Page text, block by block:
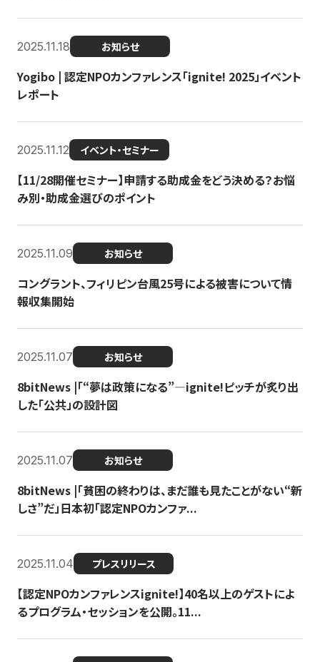
2025.11.18 お知らせ
Yogibo | 認定NPOカンファレンス「ignite! 2025」イベント
レポート
2025.11.12 イベント・セミナー
【11/28開催セミナー】申請する助成金をどう決める？お悩
み別・助成金選びのポイント
2025.11.09 お知らせ
コングラント、フィリピン台風25号による被害について情
報収集開始
2025.11.07 お知らせ
8bitNews |「“夢は政策になる”—ignite!ピッチが炙り出
した「公共」の設計図
2025.11.07 お知らせ
8bitNews |「貧困の終わりは、まだ誰も見たことがない“新
しさ”だ」日本初「認定NPOカンファ...
2025.11.04 プレスリリース
【認定NPOカンファレンスignite!】40名以上のゲストによ
るプログラム・セッションを公開。11...